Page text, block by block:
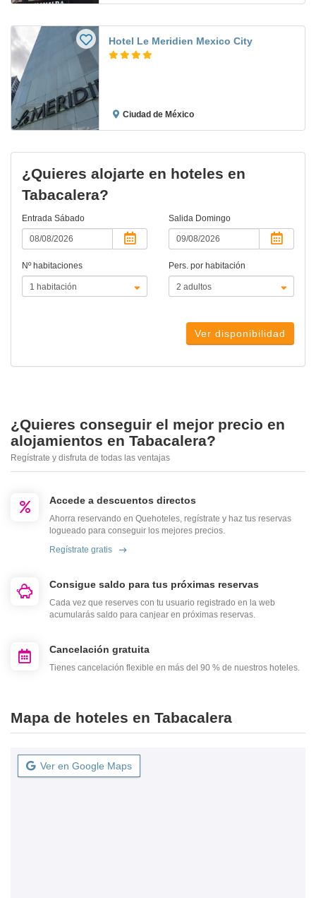
Hotel Le Meridien Mexico City
Ciudad de México
¿Quieres alojarte en hoteles en
Tabacalera?
Entrada Sábado Salida Domingo
Nº habitaciones Pers. por habitación
Ver disponibilidad
¿Quieres conseguir el mejor precio en
alojamientos en Tabacalera?
Regístrate y disfruta de todas las ventajas
Accede a descuentos directos
Ahorra reservando en Quehoteles, regístrate y haz tus reservas
logueado para conseguir los mejores precios.
Regístrate gratis
Consigue saldo para tus próximas reservas
Cada vez que reserves con tu usuario registrado en la web
acumularás saldo para canjear en próximas reservas.
Cancelación gratuita
Tienes cancelación flexible en más del 90 % de nuestros hoteles.
Mapa de hoteles en Tabacalera
Ver en Google Maps